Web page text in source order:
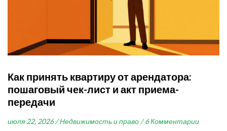
Как принять квартиру от арендатора:
пошаговый чек-лист и акт приема-
передачи
июля 22, 2026 / Недвижимость и право / 6 Комментарии